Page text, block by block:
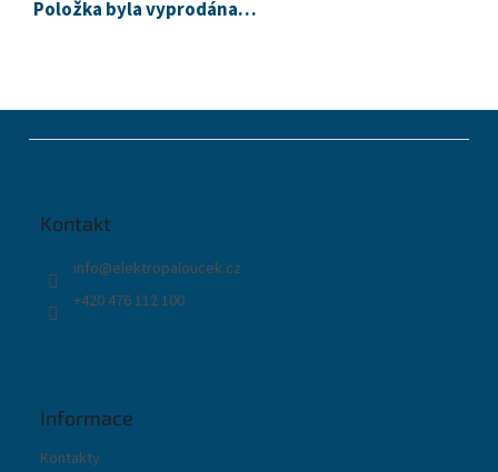
Položka byla vyprodána…
Kontakt
info@elektropaloucek.cz
+420 476 112 100
Informace
Kontakty